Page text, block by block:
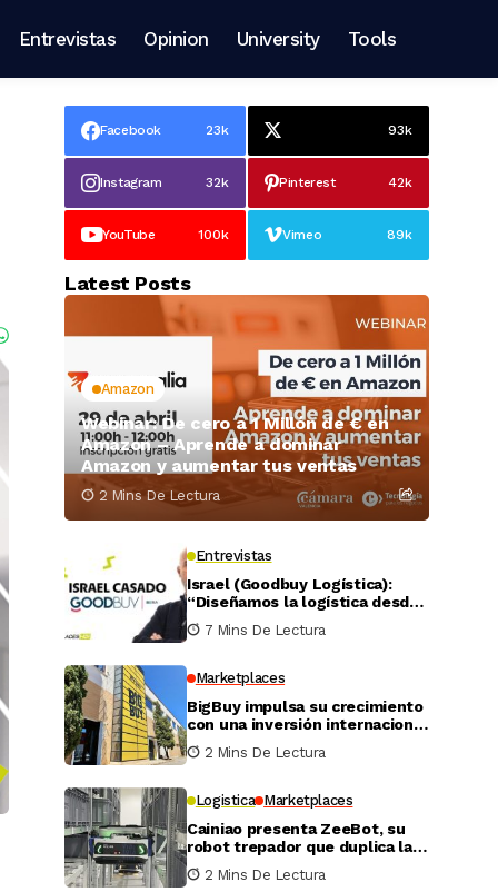
Entrevistas Opinion University Tools
Facebook 23k 93k
Instagram 32k Pinterest 42k
YouTube 100k Vimeo 89k
Latest Posts
Amazon
Webinar: De cero a 1 Millón de € en
Amazon – Aprende a dominar
Amazon y aumentar tus ventas
2 Mins De Lectura
Entrevistas
Israel (Goodbuy Logística):
“Diseñamos la logística desde
el lado real del vendedor
online”
7 Mins De Lectura
Marketplaces
BigBuy impulsa su crecimiento
con una inversión internacional
de 4 millones
2 Mins De Lectura
Logistica Marketplaces
Cainiao presenta ZeeBot, su
robot trepador que duplica la
eficiencia de almacenamiento
y recogida en pruebas reales
2 Mins De Lectura